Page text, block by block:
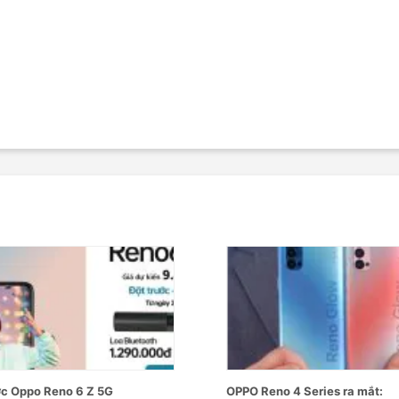
8MP (f/2.2)
80W
SIM + 1 eSIM
b/g/n/ac/ax, băng tần kép
Type-C
Oppo Reno 6 Z 5G
OPPO Reno 4 Series ra mắt: